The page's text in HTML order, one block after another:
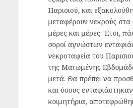
Παρισιού, και
μεταφέρουν νεκρούς στα
μέρες και μέρες. Έτσι,
σοροί αγνώστων
νεκροταφεία του
της Ματωμένης
μετά. Θα πρέπει να
και όσους
κοιμητήρια,